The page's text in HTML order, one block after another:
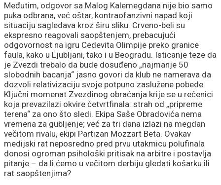
Međutim, odgovor sa Malog Kalemegdana nije bio samo
puka odbrana, već oštar, kontraofanzivni napad koji
situaciju sagledava kroz širu sliku. Crveno-beli su
ekspresno reagovali saopštenjem, prebacujući
odgovornost na igru Cedevita Olimpije preko granice
faula, kako u Ljubljani, tako i u Beogradu. Isticanje teze da
je Zvezdi trebalo da bude dosuđeno „najmanje 50
slobodnih bacanja“ jasno govori da klub ne namerava da
dozvoli relativizaciju svoje potpuno zaslužene pobede.
Ključni momenat Zvezdinog obraćanja krije se u rečenici
koja prevazilazi okvire četvrtfinala: strah od „pripreme
terena“ za ono što sledi. Ekipa Saše Obradovića nema
vremena za gubljenje; već za tri dana izlazi na megdan
večitom rivalu, ekipi Partizan Mozzart Beta. Ovakav
medijski rat neposredno pred prvu utakmicu polufinala
donosi ogroman psihološki pritisak na arbitre i postavlja
pitanje – da li ćemo u večitom derbiju gledati košarku ili
rat saopštenjima?